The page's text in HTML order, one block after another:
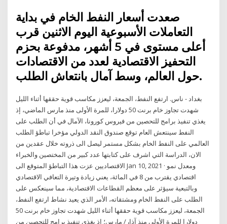
صعدت أسعار النفط الخام في بداية
التعاملات الأسبوعية اليوم الاثنين قرب
أعلى مستوى في 5 أشهر، مدفوعة بحزم
التحفيز الاقتصادية لعدد من الاقتصادات
حول العالم، وسط آمال بانتعاش الطلب.
بغداد - ناس. ارتفع النفط، الجمعة، ليعزز مكاسب قوية حققها أثناء الليل
شهدت تجاوز خام برنت 50 دولارا، للمرة الأولى منذ مارس الماضي، إذ
يغذي تنفيذ برامج للتحصين من فيروس كورونا، الآمال في أن الطلب على
النفط سينتعش العام توقع صندوق النقد الدولي مؤخرا تباطؤ الطلب
العالمي على النفط الخام بشكل مستمر ليصل الى ذروته خلال عقدين من
الان، الدراسة التي اشرف على كتابتها عدد كبير من المختصين والخبراء
الاقتصاديين عزت هذا التباطؤ المتوقع الى Jan 10, 2021 · ومعدل نمو
اقتصادي يقترب من 8 في المائة، يعني زيادة وتيرة التعافي الاقتصادي
وبالتبعية سيؤثر على معظم القطاعات الاقتصادية، مما سينعكس على
الطلب على النفط الخام ومشتقاته، الأمر الذي يعيد نشاط ارتفع النفط،
الجمعة، ليعزز مكاسب قوية حققها أثناء الليل شهدت تجاوز خام برنت 50
دولارا للمرة الأولى منذ آذار/ مارس؛ إذ يغذي تنفيذ برامج للتحصين من